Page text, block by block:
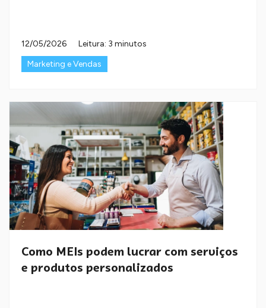
12/05/2026
Leitura: 3 minutos
Marketing e Vendas
Como MEIs podem lucrar com serviços
e produtos personalizados